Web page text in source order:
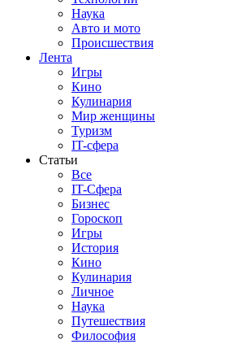
Наука
Авто и мото
Происшествия
Лента
Игры
Кино
Кулинария
Мир женщины
Туризм
IT-сфера
Статьи
Все
IT-Сфера
Бизнес
Гороскоп
Игры
История
Кино
Кулинария
Личное
Наука
Путешествия
Философия